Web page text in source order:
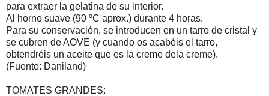
para extraer la gelatina de su interior.
Al horno suave (90 ºC aprox.) durante 4 horas.
Para su conservación, se introducen en un tarro de cristal y
se cubren de AOVE (y cuando os acabéis el tarro,
obtendréis un aceite que es la creme dela creme).
(Fuente: Daniland)
TOMATES GRANDES: